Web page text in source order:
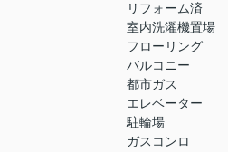
リフォーム済
室内洗濯機置場
フローリング
バルコニー
都市ガス
エレベーター
駐輪場
ガスコンロ